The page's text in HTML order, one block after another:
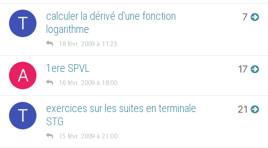
T
calculer la dérivé d'une fonction
logarithme
18 févr. 2009 à 11:23
7
A 1ere SPVL
16 févr. 2009 à 18:00
17
T
exercices sur les suites en terminale
STG
15 févr. 2009 à 21:00
21